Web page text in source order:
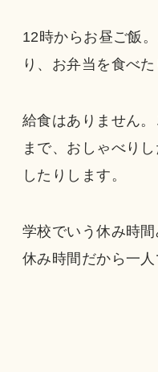
12時からお昼ご飯
り、お弁当を食べ
給食はありません
まで、おしゃべり
したりします。
学校でいう休み時間
休み時間だから一人